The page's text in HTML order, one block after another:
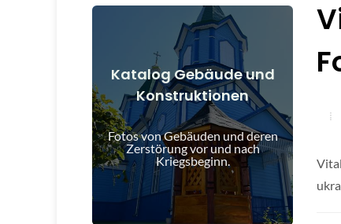
Katalog Gebäude und
Konstruktionen
Fotos von Gebäuden und deren
Zerstörung vor und nach
Kriegsbeginn.
Gebäude, Bauwerke, Objekte vor
und nach Kriegsbeginn
Details anzeigen